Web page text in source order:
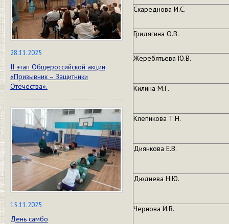
28.11.2025
II этап Общероссийской акции
«Призывник – Защитники
Отечества».
15.11.2025
День самбо
Скареднова И.С.
Гридягина О.В.
Жеребятьева Ю.В.
Килина М.Г.
Клепикова Т.Н.
Диянкова Е.В.
Дюднева Н.Ю.
Чернова И.В.